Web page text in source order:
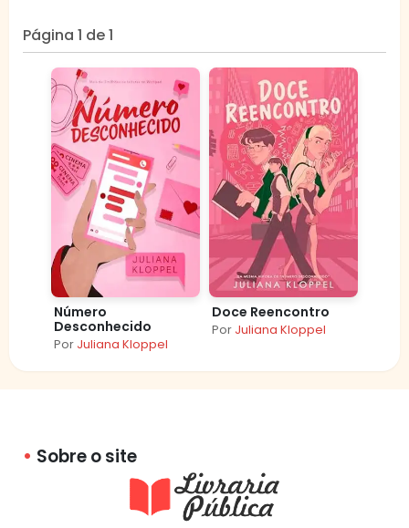
Página 1 de 1
Número
Desconhecido
Por Juliana Kloppel
Doce Reencontro
Por Juliana Kloppel
Sobre o site